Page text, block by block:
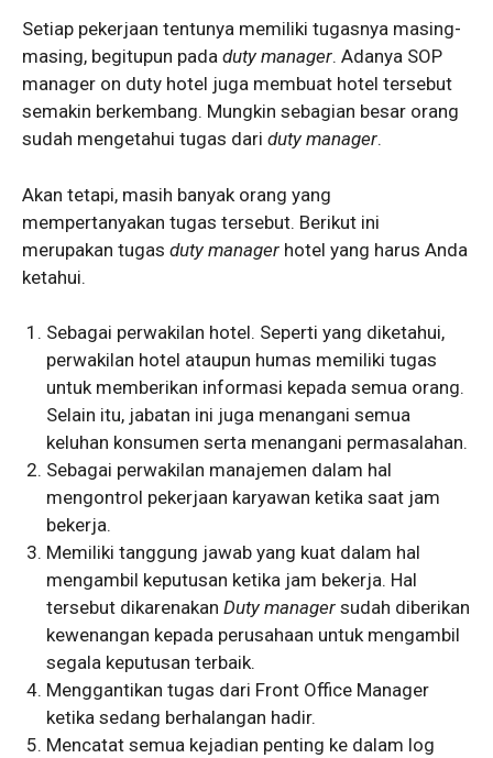
Setiap pekerjaan tentunya memiliki tugasnya masing-
masing, begitupun pada duty manager. Adanya SOP
manager on duty hotel juga membuat hotel tersebut
semakin berkembang. Mungkin sebagian besar orang
sudah mengetahui tugas dari duty manager.
Akan tetapi, masih banyak orang yang
mempertanyakan tugas tersebut. Berikut ini
merupakan tugas duty manager hotel yang harus Anda
ketahui.
Sebagai perwakilan hotel. Seperti yang diketahui,
perwakilan hotel ataupun humas memiliki tugas
untuk memberikan informasi kepada semua orang.
Selain itu, jabatan ini juga menangani semua
keluhan konsumen serta menangani permasalahan.
Sebagai perwakilan manajemen dalam hal
mengontrol pekerjaan karyawan ketika saat jam
bekerja.
Memiliki tanggung jawab yang kuat dalam hal
mengambil keputusan ketika jam bekerja. Hal
tersebut dikarenakanDuty manager sudah diberikan
kewenangan kepada perusahaan untuk mengambil
segala keputusan terbaik.
Menggantikan tugas dari Front Office Manager
ketika sedang berhalangan hadir.
Mencatat semua kejadian penting ke dalam log